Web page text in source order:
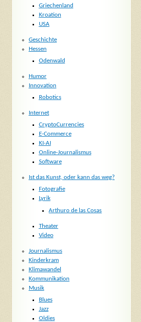
Griechenland
Kroation
USA
Geschichte
Hessen
Odenwald
Humor
Innovation
Robotics
Internet
CryptoCurrencies
E-Commerce
KI-AI
Online-Journalismus
Software
Ist das Kunst, oder kann das weg?
Fotografie
Lyrik
Arthuro de las Cosas
Theater
Video
Journalismus
Kinderkram
Klimawandel
Kommunikation
Musik
Blues
Jazz
Oldies